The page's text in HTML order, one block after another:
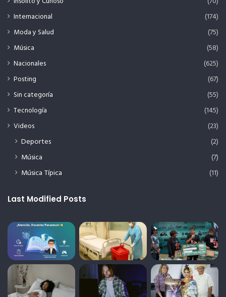
Internacional
(174)
Moda y Salud
(75)
Música
(58)
Nacionales
(625)
Posting
(67)
Sin categoría
(55)
Tecnología
(145)
Videos
(23)
Deportes
(2)
Música
(7)
Música Típica
(11)
Last Modified Posts